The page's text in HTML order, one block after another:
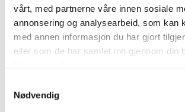
vårt, med partnerne våre innen sosiale
annonsering og analysearbeid, som kan
med annen informasjon du har gjort
eller som de har samlet inn gjennom din
Nødvendig